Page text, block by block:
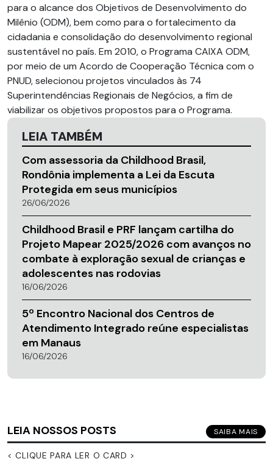
para o alcance dos Objetivos de Desenvolvimento do
Milênio (ODM), bem como para o fortalecimento da
cidadania e consolidação do desenvolvimento regional
sustentável no país. Em 2010, o Programa CAIXA ODM,
por meio de um Acordo de Cooperação Técnica com o
PNUD, selecionou projetos vinculados às 74
Superintendências Regionais de Negócios, a fim de
viabilizar os objetivos propostos para o Programa.
LEIA TAMBÉM
Com assessoria da Childhood Brasil,
Rondônia implementa a Lei da Escuta
Protegida em seus municípios
26/06/2026
Childhood Brasil e PRF lançam cartilha do
Projeto Mapear 2025/2026 com avanços no
combate à exploração sexual de crianças e
adolescentes nas rodovias
16/06/2026
5º Encontro Nacional dos Centros de
Atendimento Integrado reúne especialistas
em Manaus
16/06/2026
LEIA NOSSOS POSTS SAIBA MAIS
< CLIQUE PARA LER O CARD >